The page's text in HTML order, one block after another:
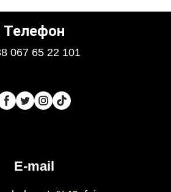
Телефон
067 65 22 101
E-mail